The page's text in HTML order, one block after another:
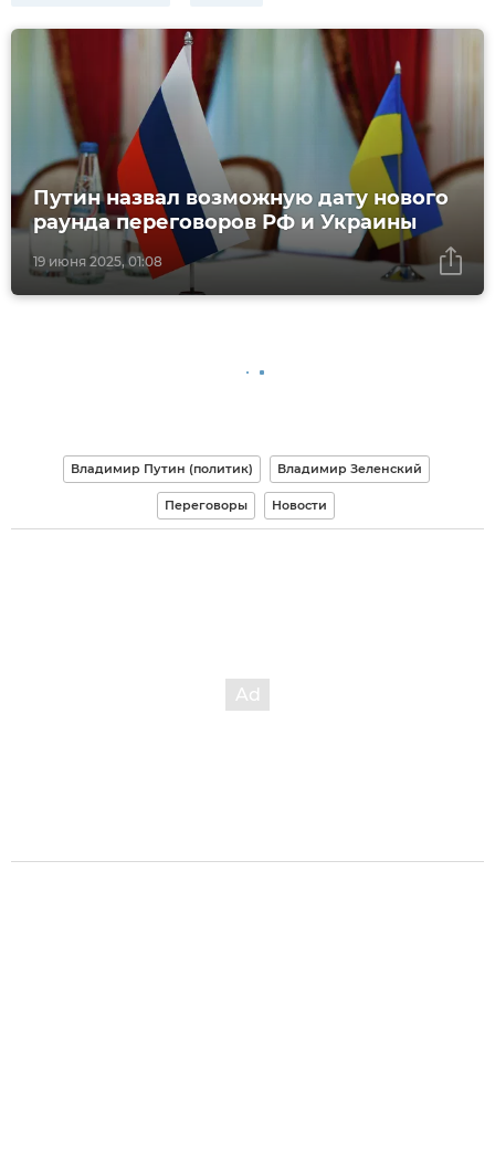
19 июня 2025, 01:08
Путин назвал возможную дату нового
раунда переговоров РФ и Украины
Владимир Путин (политик) Владимир Зеленский
Переговоры Новости